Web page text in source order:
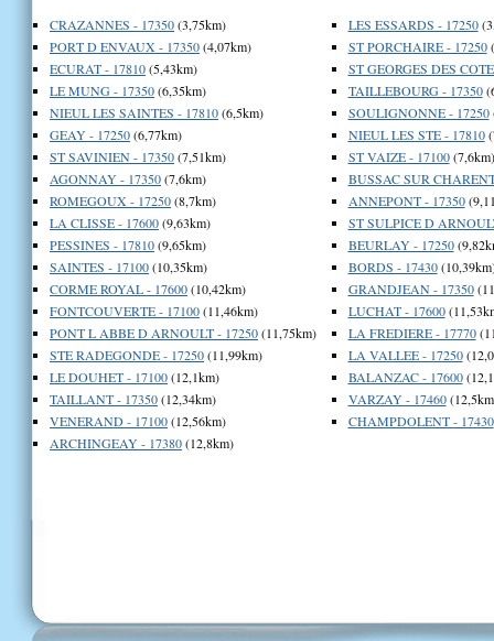
CRAZANNES - 17350(3,75km)
PORT D ENVAUX - 17350(4,07km)
ECURAT - 17810(5,43km)
LE MUNG - 17350(6,35km)
NIEUL LES SAINTES - 17810(6,5km)
GEAY - 17250(6,77km)
ST SAVINIEN - 17350(7,51km)
AGONNAY - 17350(7,6km)
ROMEGOUX - 17250(8,7km)
LA CLISSE - 17600(9,63km)
PESSINES - 17810(9,65km)
SAINTES - 17100(10,35km)
CORME ROYAL - 17600(10,42km)
FONTCOUVERTE - 17100(11,46km)
PONT L ABBE D ARNOULT - 17250(11,75km)
STE RADEGONDE - 17250(11,99km)
LE DOUHET - 17100(12,1km)
TAILLANT - 17350(12,34km)
VENERAND - 17100(12,56km)
ARCHINGEAY - 17380(12,8km)
LES ESSARDS - 17250
ST PORCHAIRE - 17250
ST GEORGES DES
TAILLEBOURG - 17350
SOULIGNONNE - 17250
NIEUL LES STE - 17810
ST VAIZE - 17100(7,6km)
BUSSAC SUR
ANNEPONT - 17350
ST SULPICE D
BEURLAY - 17250
BORDS - 17430
GRANDJEAN - 17350
LUCHAT - 17600
LA FREDIERE - 17770
LA VALLEE - 17250
BALANZAC - 17600
VARZAY - 17460
CHAMPDOLENT - 17430